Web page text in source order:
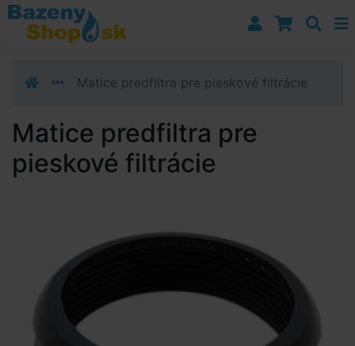
Prejsť k navigácii
Prejsť na obsah
Prejsť k bočnému stĺpci
Matice predfiltra pre pieskové filtrácie
Matice predfiltra pre
pieskové filtrácie